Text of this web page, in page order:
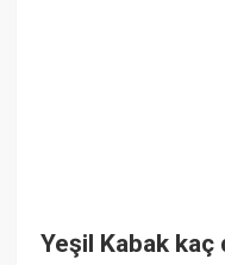
Yeşil Kabak kaç